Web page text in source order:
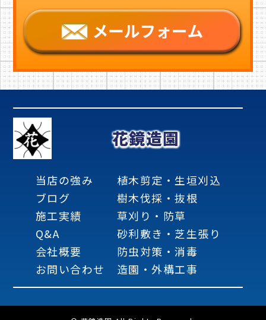
花鏡造園
当店の強み
ブログ
施工実績
Q&A
会社概要
お問い合わせ
植木剪定・生垣刈込
樹木伐採・抜根
草刈り・防草
砂利敷き・芝生張り
防虫対策・消毒
造園・外構工事